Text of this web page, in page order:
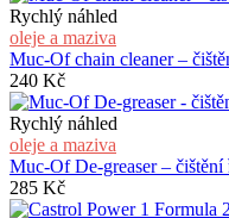
Rychlý náhled
oleje a maziva
Muc-Of chain cleaner –
240 Kč
Rychlý náhled
oleje a maziva
Muc-Of De-greaser – čištění
285 Kč